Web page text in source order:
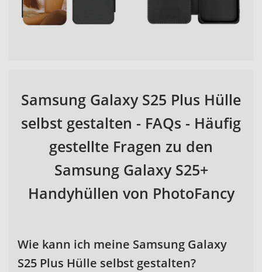
Samsung Galaxy S25 Plus Hülle
selbst gestalten - FAQs - Häufig
gestellte Fragen zu den
Samsung Galaxy S25+
Handyhüllen von PhotoFancy
Wie kann ich meine Samsung Galaxy
S25 Plus Hülle selbst gestalten?